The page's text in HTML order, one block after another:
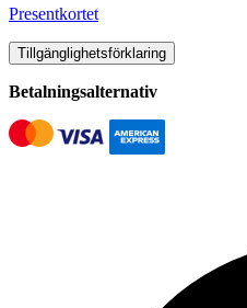
Presentkortet
Tillgänglighetsförklaring
Betalningsalternativ